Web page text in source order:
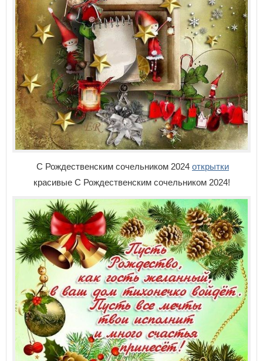
С Рождественским сочельником 2024 открытки
красивые С Рождественским сочельником 2024!